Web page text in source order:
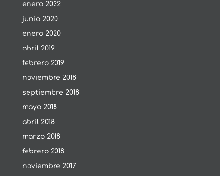
enero 2022
junio 2020
enero 2020
abril 2019
febrero 2019
noviembre 2018
septiembre 2018
mayo 2018
abril 2018
marzo 2018
febrero 2018
noviembre 2017